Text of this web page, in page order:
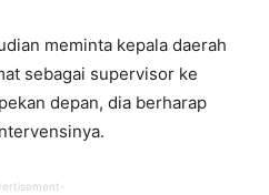
meminta kepala daerah
sebagai supervisor ke
depan, dia berharap